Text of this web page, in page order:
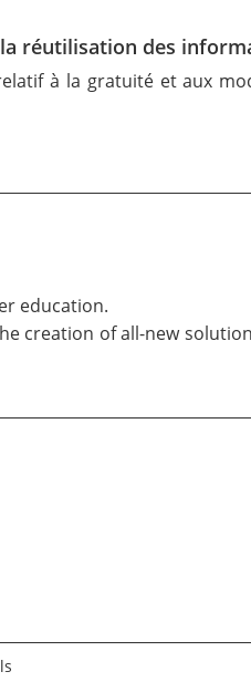
réutilisation des
à la gratuité et aux
education.
creation of all-new